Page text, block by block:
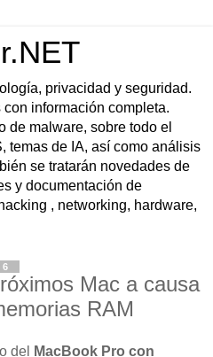
privacidad y seguridad.
información completa.
de malware, sobre todo el
temas de IA, así como análisis
se tratarán novedades de
y documentación de
, networking, hardware,
Mac a causa
RAM
del
MacBook Pro con